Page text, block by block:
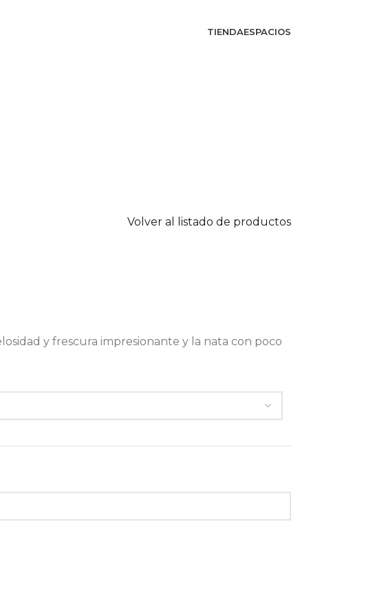
TIENDAESPACIOS
Volver al listado de productos
y frescura impresionante y la nata con poco